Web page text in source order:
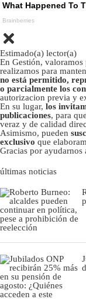
Estimado(a) lector(a)
En Gestión,
realizamos para
no está permitido,
o parcialmente los
autorizacion previa y
En su lugar, los
publicaciones, para
veraz y de calidad
Asimismo, pueden
exclusivo que
Gracias por ayudarnos
últimas noticias